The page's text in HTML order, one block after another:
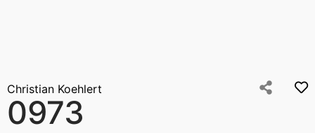
Christian Koehlert
0973